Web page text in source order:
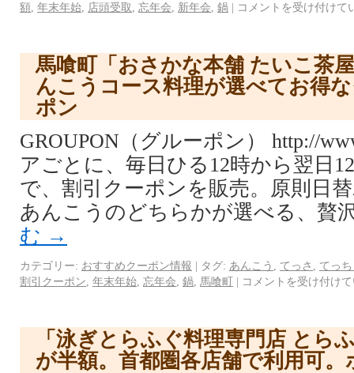
額 年末年始 店頭受取 忘年会 新年会 鍋 | コメントを受け付けて
馬喰町「おさかな本舗 たいこ茶
んこうコース料理が選べてお得
ポン
GROUPON（グルーポン） http://
アごとに、毎日ひる12時から翌日
で、割引クーポンを販売。原則日
あんこうのどちらかが選べる、贅
む →
カテゴリー: おすすめクーポン情報 | タグ: あんこう てっさ
てっ
割引クーポン 年末年始 忘年会 鍋 馬喰町 | コメントを受け付け
「泳ぎとらふぐ料理専門店 とら
が半額。首都圏各店舗で利用可。